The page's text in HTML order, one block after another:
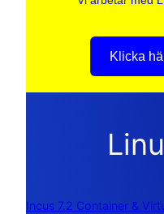
Klicka
Incus 7.2 Container &